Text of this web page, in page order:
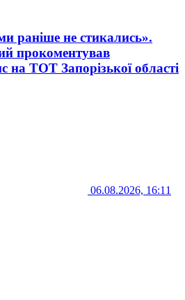
раніше не стикались».
прокоментував
на ТОТ Запорізької області
06.08.2026, 16:11